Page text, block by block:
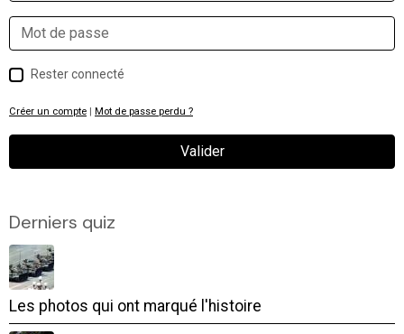
Rester connecté
Créer un compte | Mot de passe perdu ?
Valider
Derniers quiz
Les photos qui ont marqué l'histoire